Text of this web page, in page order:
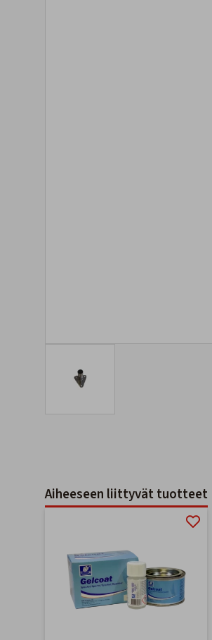
Aiheeseen liittyvät tuotteet